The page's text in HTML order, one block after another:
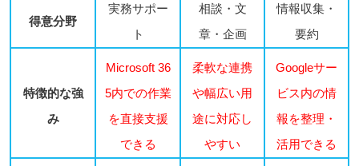
得意分野
実務サポー
ト
相談・文
章・企画
情報収集・
要約
特徴的な強
み
Microsoft 36
5内での作業
を直接支援
できる
柔軟な連携
や幅広い用
途に対応し
やすい
Googleサー
ビス内の情
報を整理・
活用できる